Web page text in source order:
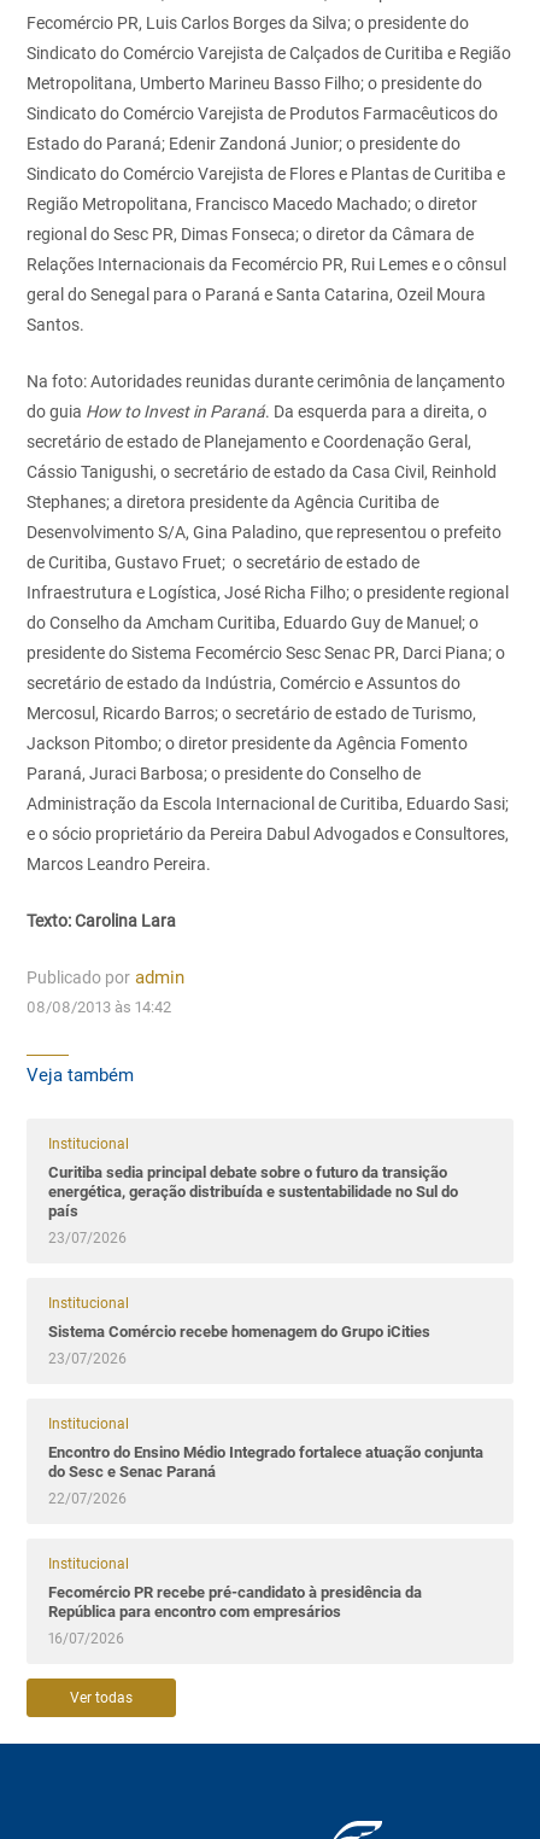
Fecomércio PR, Luis Carlos Borges da Silva; o presidente do
Sindicato do Comércio Varejista de Calçados de Curitiba e Região
Metropolitana, Umberto Marineu Basso Filho; o presidente do
Sindicato do Comércio Varejista de Produtos Farmacêuticos do
Estado do Paraná; Edenir Zandoná Junior; o presidente do
Sindicato do Comércio Varejista de Flores e Plantas de Curitiba e
Região Metropolitana, Francisco Macedo Machado; o diretor
regional do Sesc PR, Dimas Fonseca; o diretor da Câmara de
Relações Internacionais da Fecomércio PR, Rui Lemes e o cônsul
geral do Senegal para o Paraná e Santa Catarina, Ozeil Moura
Santos.
Na foto: Autoridades reunidas durante cerimônia de lançamento
do guia How to Invest in Paraná. Da esquerda para a direita, o
secretário de estado de Planejamento e Coordenação Geral,
Cássio Tanigushi, o secretário de estado da Casa Civil, Reinhold
Stephanes; a diretora presidente da Agência Curitiba de
Desenvolvimento S/A, Gina Paladino, que representou o prefeito
de Curitiba, Gustavo Fruet; o secretário de estado de
Infraestrutura e Logística, José Richa Filho; o presidente regional
do Conselho da Amcham Curitiba, Eduardo Guy de Manuel; o
presidente do Sistema Fecomércio Sesc Senac PR, Darci Piana; o
secretário de estado da Indústria, Comércio e Assuntos do
Mercosul, Ricardo Barros; o secretário de estado de Turismo,
Jackson Pitombo; o diretor presidente da Agência Fomento
Paraná, Juraci Barbosa; o presidente do Conselho de
Administração da Escola Internacional de Curitiba, Eduardo Sasi;
e o sócio proprietário da Pereira Dabul Advogados e Consultores,
Marcos Leandro Pereira.
Texto: Carolina Lara
Publicado por admin
08/08/2013 às 14:42
Veja também
Institucional
Curitiba sedia principal debate sobre o futuro da transição
energética, geração distribuída e sustentabilidade no Sul do
país
23/07/2026
Institucional
Sistema Comércio recebe homenagem do Grupo iCities
23/07/2026
Institucional
Encontro do Ensino Médio Integrado fortalece atuação conjunta
do Sesc e Senac Paraná
22/07/2026
Institucional
Fecomércio PR recebe pré-candidato à presidência da
República para encontro com empresários
16/07/2026
Ver todas